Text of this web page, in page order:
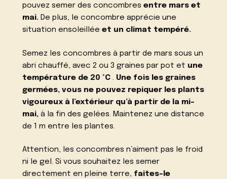
pouvez semer des concombresentre mars et
mai. De plus, le concombre apprécie une
situation ensoleilléeet un climat tempéré.
Semez les concombres à partir de mars sous un
abri chauffé, avec 2 ou 3 graines par pot et une
température de 20 °C . Une fois les graines
germées, vous ne pouvez repiquer les plants
vigoureux à l’extérieur qu’à partir de la mi-
mai, à la fin des gelées. Maintenez une distance
de 1 m entre les plantes.
Attention, les concombres n’aiment pas le froid
ni le gel. Si vous souhaitez les semer
directement en pleine terre, faites-le